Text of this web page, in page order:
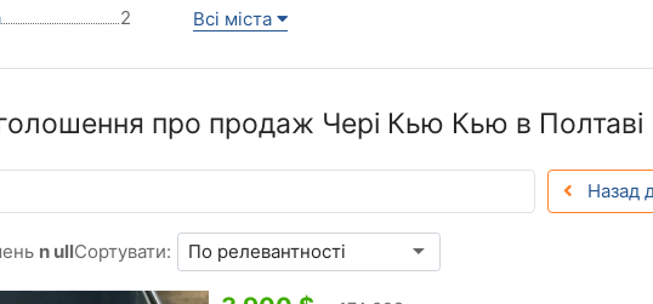
2 Всі міста
про продаж Чері Кью Кью в Полтаві
Назад
n ullСортувати: